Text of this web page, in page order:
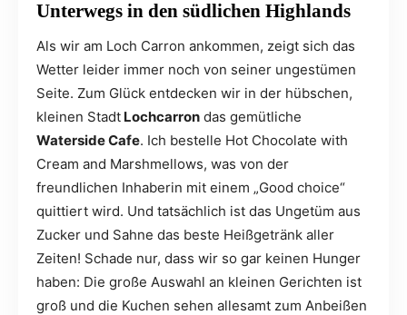
Unterwegs in den südlichen Highlands
Als wir am Loch Carron ankommen, zeigt sich das
Wetter leider immer noch von seiner ungestümen
Seite. Zum Glück entdecken wir in der hübschen,
kleinen Stadt Lochcarron das gemütliche
Waterside Cafe. Ich bestelle Hot Chocolate with
Cream and Marshmellows, was von der
freundlichen Inhaberin mit einem „Good choice“
quittiert wird. Und tatsächlich ist das Ungetüm aus
Zucker und Sahne das beste Heißgetränk aller
Zeiten! Schade nur, dass wir so gar keinen Hunger
haben: Die große Auswahl an kleinen Gerichten ist
groß und die Kuchen sehen allesamt zum Anbeißen